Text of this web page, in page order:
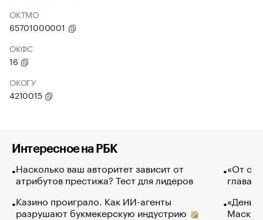
ОКТМО
65701000001
ОКФС
16
ОКОГУ
4210015
Интересное на РБК
Насколько ваш авторитет зависит от
атрибутов престижа? Тест для лидеров
Казино проиграло. Как ИИ-агенты
разрушают букмекерскую индустрию
«От
глава
Маск в